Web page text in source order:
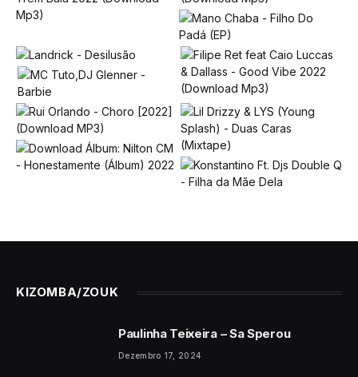
KIZOMBA/ZOUK
Paulinha Teixeira – Sa Sperou
Dezembro 17, 2024